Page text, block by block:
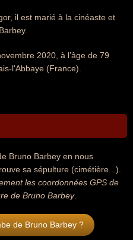
il est marié à la cinéaste et
2020, à l’âge de 79
l'Abbaye (France).
Bruno Barbey en nous
sa sépulture (cimétière...).
les coordonnées GPS de
de Bruno Barbey.
de Bruno Barbey ?